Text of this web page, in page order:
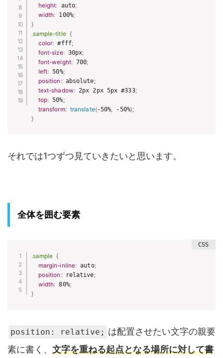
height: auto;
width: 100%;
}
.sample-title {
color: #fff;
font-size: 30px;
font-weight: 700;
left: 50%;
position : absolute;
text-shadow: 2px 2px 5px #333;
top: 50%;
transform: translate(-50% -50%);
}
それでは1つずつ見ていきたいと思います。
全体を囲む要素
.sample {
margin-inline: auto;
position : relative;
width: 80%;
}
position: relative; は配置させたい文字の親要
素に書く、 文字を重ねる起点となる場所に対して書